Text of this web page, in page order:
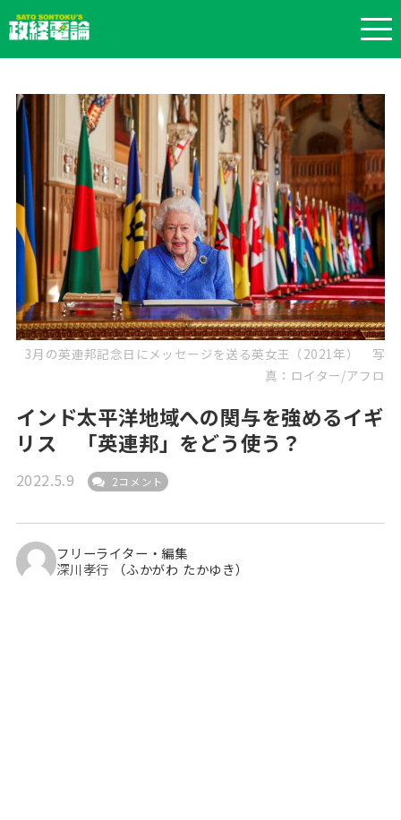
3月の英連邦記念日にメッセージを送る英女王（2021年） 写
真：ロイター/アフロ
インド太平洋地域への関与を強めるイギ
リス 「英連邦」をどう使う？
2022.5.9 2コメント
フリーライター・編集
深川孝行
（ふかがわ たかゆき）